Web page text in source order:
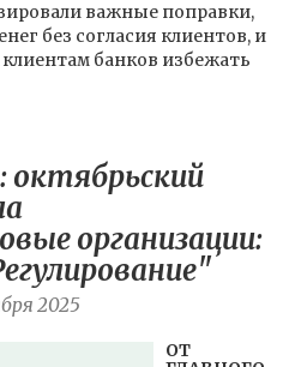
важные поправки,
без согласия клиентов, и
банков избежать
октябрьский
организации:
2025
ОТ